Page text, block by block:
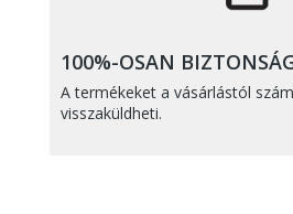
100%-OSAN
A termékeket a vásárlástól
visszaküldheti.